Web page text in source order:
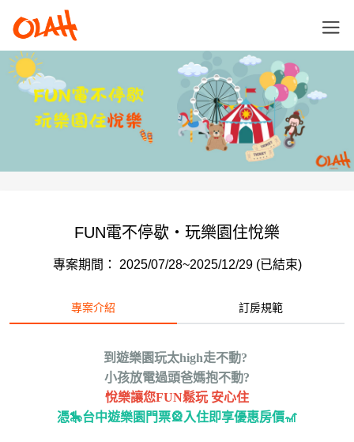
FUN電不停歇‧玩樂園住悅樂
專案期間： 2025/07/28~2025/12/29 (已結束)
專案介紹 訂房規範
到遊樂園玩太high走不動?
小孩放電過頭爸媽抱不動?
悅樂讓您FUN鬆玩 安心住
憑🎠台中遊樂園門票🎡入住即享優惠房價🎢